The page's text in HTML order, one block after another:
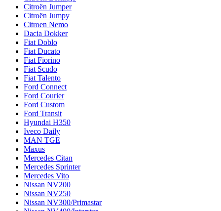
Citroën Jumper
Citroën Jumpy
Citroen Nemo
Dacia Dokker
Fiat Doblo
Fiat Ducato
Fiat Fiorino
Fiat Scudo
Fiat Talento
Ford Connect
Ford Courier
Ford Custom
Ford Transit
Hyundai H350
Iveco Daily
MAN TGE
Maxus
Mercedes Citan
Mercedes Sprinter
Mercedes Vito
Nissan NV200
Nissan NV250
Nissan NV300/Primastar